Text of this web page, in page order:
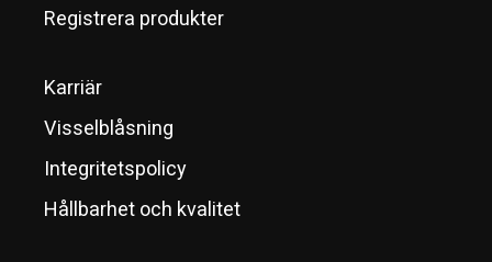
Registrera produkter
Karriär
Visselblåsning
Integritetspolicy
Hållbarhet och kvalitet